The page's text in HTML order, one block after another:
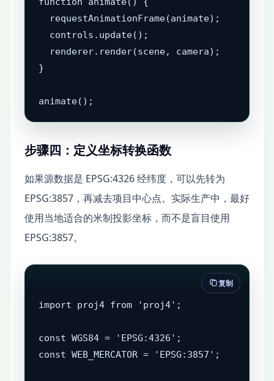
  requestAnimationFrame(animate);
  controls.update();
  renderer.render(scene, camera);
}
animate();
步骤四：定义坐标转换函数
如果源数据是 EPSG:4326 经纬度，可以先转为
EPSG:3857，再减去项目中心点。实际生产中，最好
使用当地适合的米制投影坐标，而不是盲目使用
EPSG:3857。
import proj4 from 'proj4';
const WGS84 = 'EPSG:4326';
const WEB_MERCATOR = 'EPSG:3857';
复制